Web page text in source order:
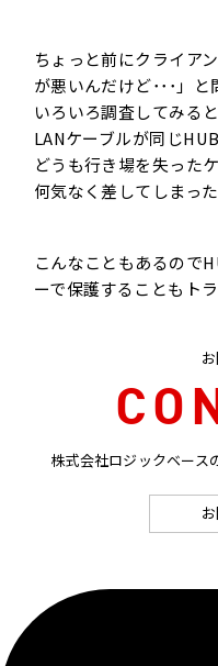
ちょっと前にクライア
が悪いんだけど･･･」と
いろいろ調査してみる
LANケーブルが同じ
どうも行き場を失った
何気なく差してしまった
こんなこともあるので
ーで保護することもト
株式会社ロジックベース